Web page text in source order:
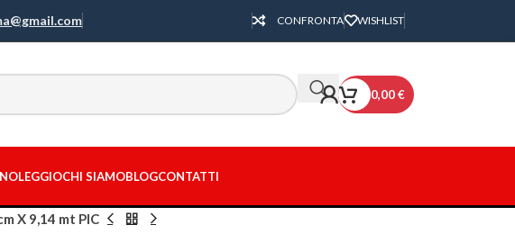
CONFRONTA WISHLIST
0,00€
NOLEGGIOCHI SIAMOBLOGCONTATTI
X 9,14 mt PIC